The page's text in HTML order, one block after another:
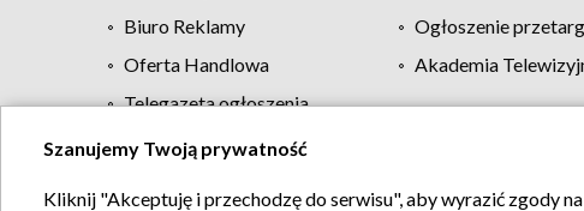
Biuro Reklamy
Ogłoszenie
Oferta Handlowa
Akademia
Telegazeta ogłoszenia
Regulamin TVP
Szanujemy Twoją prywatność
Kliknij "Akceptuję i przechodzę do serwisu", aby wyrazić zgody